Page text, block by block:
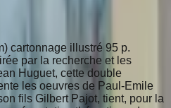
cartonnage illustré 95 p.
par la recherche et les
Huguet, cette double
les oeuvres de Paul-Emile
fils Gilbert Pajot, tient, pour la